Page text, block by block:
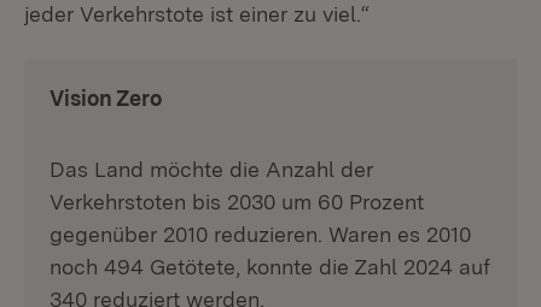
jeder Verkehrstote ist einer zu viel.“
Vision Zero
Das Land möchte die Anzahl der
Verkehrstoten bis 2030 um 60 Prozent
gegenüber 2010 reduzieren. Waren es 2010
noch 494 Getötete, konnte die Zahl 2024 auf
340 reduziert werden.